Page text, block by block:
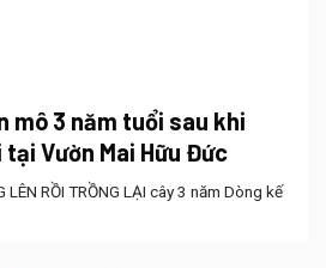
mô 3 năm tuổi sau khi
Vườn Mai Hữu Đức
RỒI TRỒNG LẠI cây 3 năm Dòng kế